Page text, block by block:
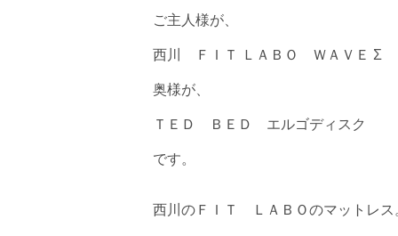
ご主人様が、
西川 ＦＩＴ ＬＡＢＯ ＷＡＶＥ Σ
奥様が、
ＴＥＤ ＢＥＤ エルゴディスク
です。
西川のＦＩＴ ＬＡＢＯのマットレス